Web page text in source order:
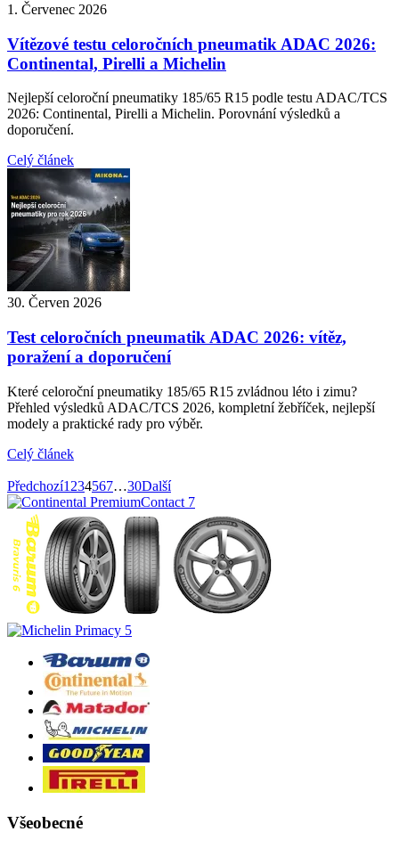
1. Červenec 2026
Vítězové testu celoročních pneumatik ADAC 2026:
Continental, Pirelli a Michelin
Nejlepší celoroční pneumatiky 185/65 R15 podle testu ADAC/TCS
2026: Continental, Pirelli a Michelin. Porovnání výsledků a
doporučení.
Celý článek
30. Červen 2026
Test celoročních pneumatik ADAC 2026: vítěz,
poražení a doporučení
Které celoroční pneumatiky 185/65 R15 zvládnou léto i zimu?
Přehled výsledků ADAC/TCS 2026, kompletní žebříček, nejlepší
modely a praktické rady pro výběr.
Celý článek
Předchozí1 234567…30Další
Všeobecné